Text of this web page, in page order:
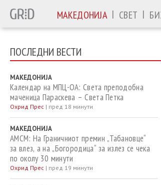
МАКЕДОНИЈА | СВЕТ |
ПОСЛЕДНИ ВЕСТИ
МАКЕДОНИЈА
Календар на МПЦ-ОА: Света преподобна
маченица Параскева – Света Петка
Охрид Прес | пред 18 минути
МАКЕДОНИЈА
АМСМ: На Граничниот премин „Табановце“
за влез, а на „Богородица“ за излез се чека
по околу 30 минути
Охрид Прес | пред 19 минути